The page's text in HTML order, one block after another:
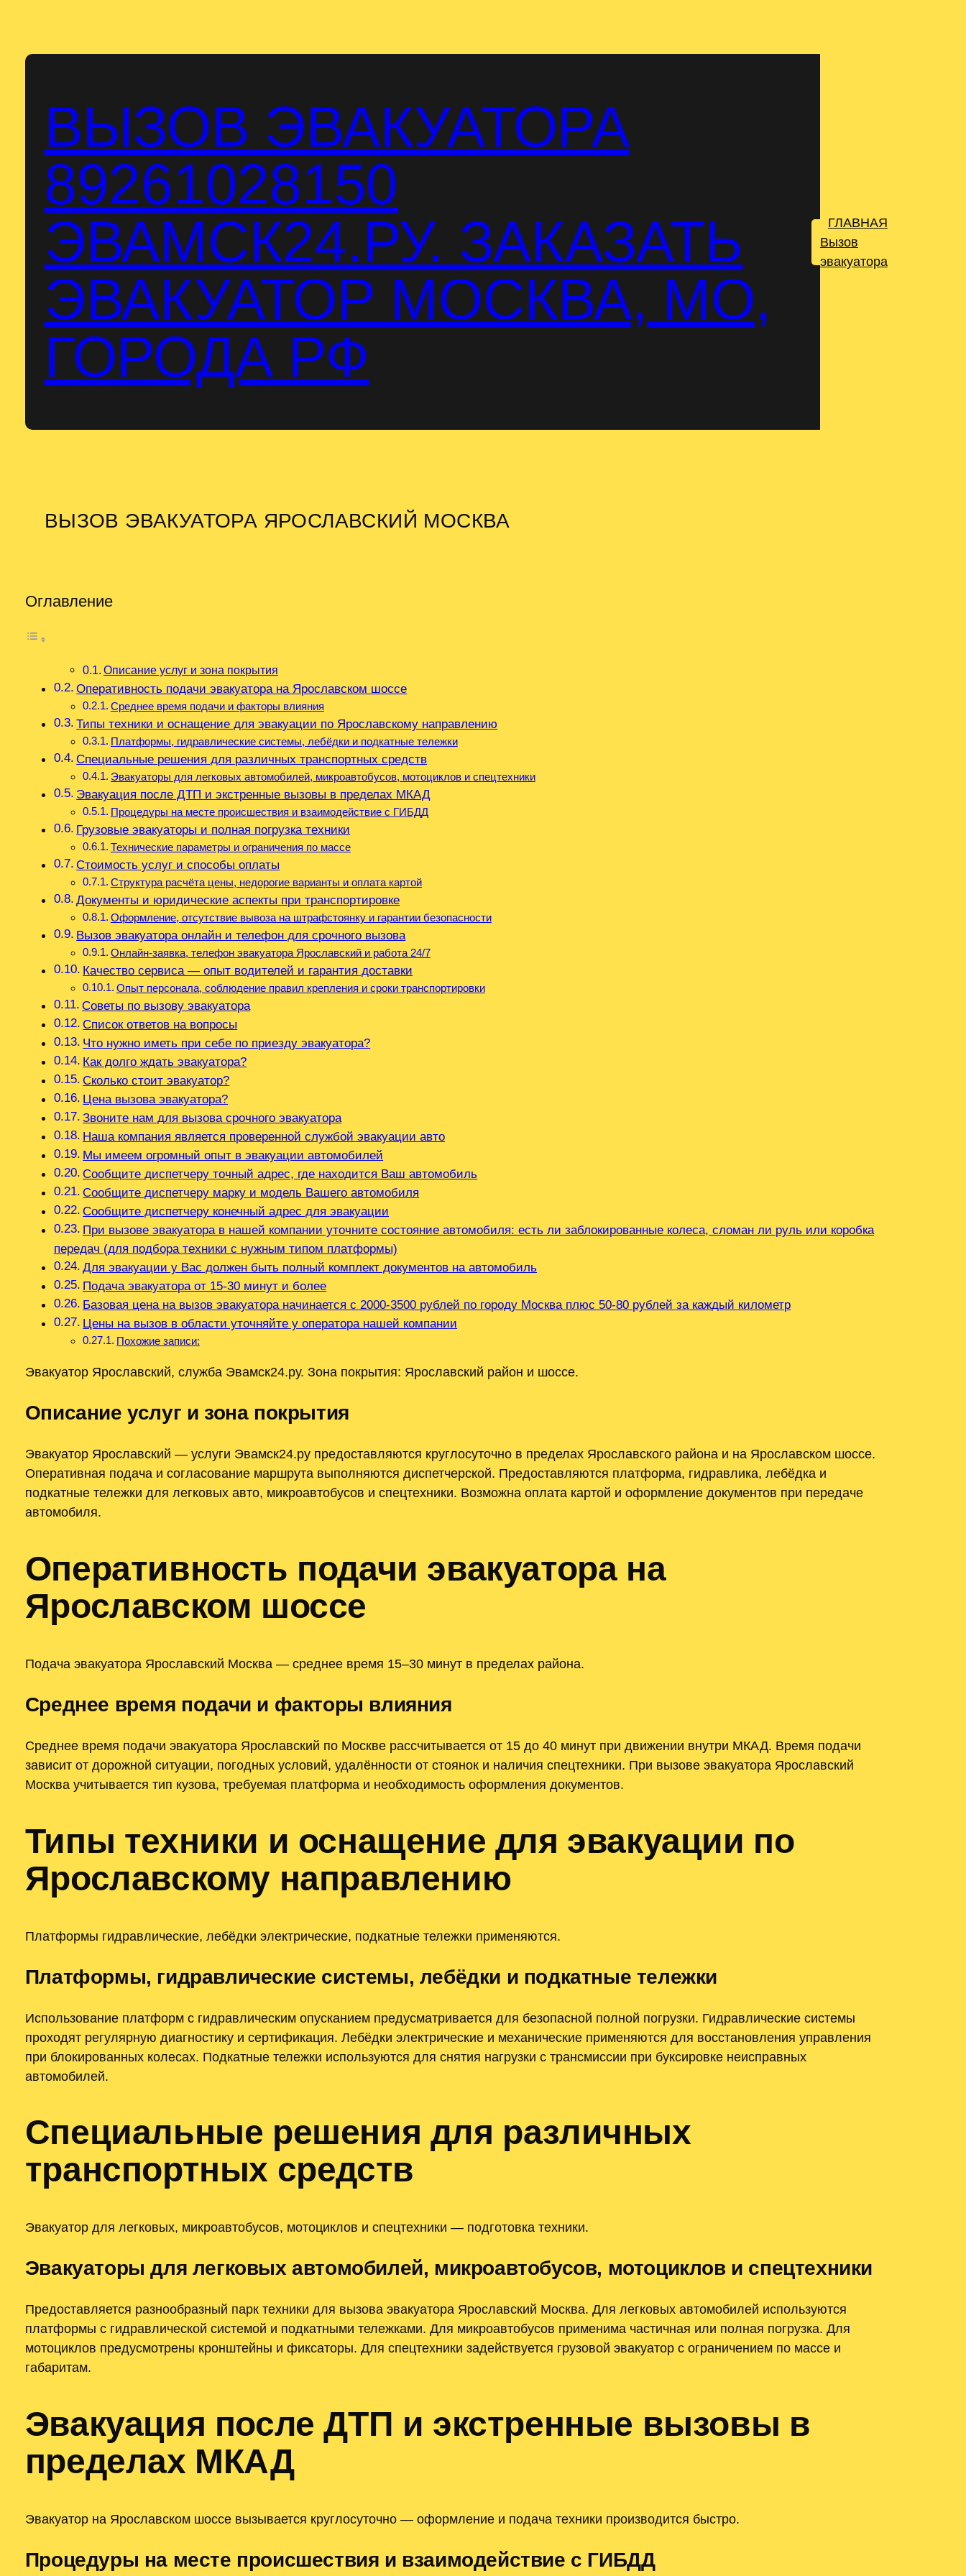
содержимому
ВЫЗОВ ЭВАКУАТОРА
89261028150
ЭВАМСК24.РУ. ЗАКАЗАТЬ
ЭВАКУАТОР МОСКВА, МО,
ГОРОДА РФ
ГЛАВНАЯ
Вызов
эвакуатора
ВЫЗОВ ЭВАКУАТОРА ЯРОСЛАВСКИЙ МОСКВА
Оглавление
Описание услуг и зона покрытия
Оперативность подачи эвакуатора на Ярославском шоссе
Среднее время подачи и факторы влияния
Типы техники и оснащение для эвакуации по Ярославскому направлению
Платформы, гидравлические системы, лебёдки и подкатные тележки
Специальные решения для различных транспортных средств
Эвакуаторы для легковых автомобилей, микроавтобусов, мотоциклов и спецтехники
Эвакуация после ДТП и экстренные вызовы в пределах МКАД
Процедуры на месте происшествия и взаимодействие с ГИБДД
Грузовые эвакуаторы и полная погрузка техники
Технические параметры и ограничения по массе
Стоимость услуг и способы оплаты
Структура расчёта цены, недорогие варианты и оплата картой
Документы и юридические аспекты при транспортировке
Оформление, отсутствие вывоза на штрафстоянку и гарантии безопасности
Вызов эвакуатора онлайн и телефон для срочного вызова
Онлайн-заявка, телефон эвакуатора Ярославский и работа 24/7
Качество сервиса — опыт водителей и гарантия доставки
Опыт персонала, соблюдение правил крепления и сроки транспортировки
Советы по вызову эвакуатора
Список ответов на вопросы
Что нужно иметь при себе по приезду эвакуатора?
Как долго ждать эвакуатора?
Сколько стоит эвакуатор?
Цена вызова эвакуатора?
Звоните нам для вызова срочного эвакуатора
Наша компания является проверенной службой эвакуации авто
Мы имеем огромный опыт в эвакуации автомобилей
Сообщите диспетчеру точный адрес, где находится Ваш автомобиль
Сообщите диспетчеру марку и модель Вашего автомобиля
Сообщите диспетчеру конечный адрес для эвакуации
При вызове эвакуатора в нашей компании уточните состояние автомобиля: есть ли заблокированные колеса, сломан ли руль или коробка
передач (для подбора техники с нужным типом платформы)
Для эвакуации у Вас должен быть полный комплект документов на автомобиль
Подача эвакуатора от 15-30 минут и более
Базовая цена на вызов эвакуатора начинается с 2000-3500 рублей по городу Москва плюс 50-80 рублей за каждый километр
Цены на вызов в области уточняйте у оператора нашей компании
Похожие записи:
Эвакуатор Ярославский, служба Эвамск24.ру. Зона покрытия: Ярославский район и шоссе.
Описание услуг и зона покрытия
Эвакуатор Ярославский — услуги Эвамск24.ру предоставляются круглосуточно в пределах Ярославского района и на Ярославском шоссе.
Оперативная подача и согласование маршрута выполняются диспетчерской. Предоставляются платформа, гидравлика, лебёдка и
подкатные тележки для легковых авто, микроавтобусов и спецтехники. Возможна оплата картой и оформление документов при передаче
автомобиля.
Оперативность подачи эвакуатора на
Ярославском шоссе
Подача эвакуатора Ярославский Москва — среднее время 15–30 минут в пределах района.
Среднее время подачи и факторы влияния
Среднее время подачи эвакуатора Ярославский по Москве рассчитывается от 15 до 40 минут при движении внутри МКАД. Время подачи
зависит от дорожной ситуации, погодных условий, удалённости от стоянок и наличия спецтехники. При вызове эвакуатора Ярославский
Москва учитывается тип кузова, требуемая платформа и необходимость оформления документов.
Типы техники и оснащение для эвакуации по
Ярославскому направлению
Платформы гидравлические, лебёдки электрические, подкатные тележки применяются.
Платформы, гидравлические системы, лебёдки и подкатные тележки
Использование платформ с гидравлическим опусканием предусматривается для безопасной полной погрузки. Гидравлические системы
проходят регулярную диагностику и сертификация. Лебёдки электрические и механические применяются для восстановления управления
при блокированных колесах. Подкатные тележки используются для снятия нагрузки с трансмиссии при буксировке неисправных
автомобилей.
Специальные решения для различных
транспортных средств
Эвакуатор для легковых, микроавтобусов, мотоциклов и спецтехники — подготовка техники.
Эвакуаторы для легковых автомобилей, микроавтобусов, мотоциклов и спецтехники
Предоставляется разнообразный парк техники для вызова эвакуатора Ярославский Москва. Для легковых автомобилей используются
платформы с гидравлической системой и подкатными тележками. Для микроавтобусов применима частичная или полная погрузка. Для
мотоциклов предусмотрены кронштейны и фиксаторы. Для спецтехники задействуется грузовой эвакуатор с ограничением по массе и
габаритам.
Эвакуация после ДТП и экстренные вызовы в
пределах МКАД
Эвакуатор на Ярославском шоссе вызывается круглосуточно — оформление и подача техники производится быстро.
Процедуры на месте происшествия и взаимодействие с ГИБДД